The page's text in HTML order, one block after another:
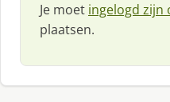
Je moet ingelogd zijn
plaatsen.